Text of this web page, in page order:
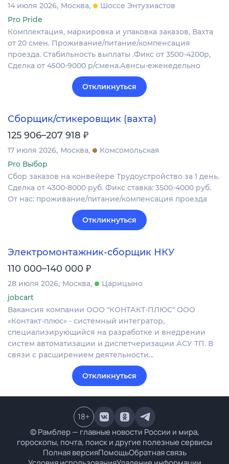
14 июля 2026 Москва
Шоссе Энтузиастов
Pro Pride
Комплектация, маркировка и упаковка заказов, Вахта
от 20 смен. Проживание/питание/компенсация
проезда. Стабильность выплаты .Фикс от 3500-4200р,
Сделка от 4500-9000 р/смена.Авнсы-еженедельно
Откликнуться
Сборщик/стикеровщик (вахта)
125 906–207 918 ₽
17 июля 2026 Москва
Комсомольская
Pro Выбор
Сбор заказов на конвейере Трудоустройство за 1 день.
Сделка от 4300-8000 руб. Фикс ставка: 3500-4000 руб.
От нас: проживание/питание/компенсация проезда
Откликнуться
Электромонтажник-сборщик НКУ
110 000–140 000 ₽
28 июля 2026 Москва
Царицыно
jobcart
Вакансия компании ООО "КОНТАКТ-ПЛЮС" ООО
«Контакт‑плюс» - системный интегратор,
специализирующийся на разработке и внедрении
систем автоматизации и диспетчеризации АСУ ТП. В
связи с расширением деятельности…
Откликнуться
© Рамблер — главные новости России и мира,
гороскопы, почта, поиск и другие полезные сервисы
Полная версияПомощьОбратная связь
18+